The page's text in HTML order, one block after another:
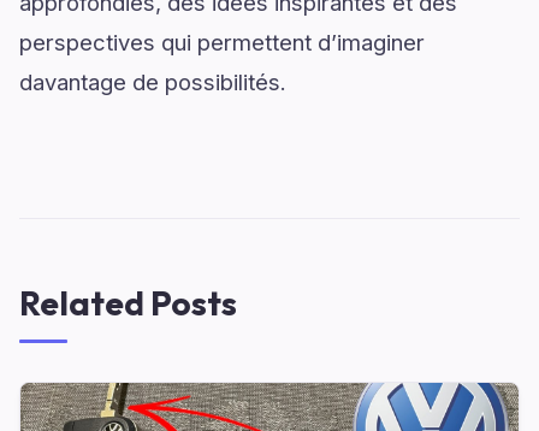
perspectives qui permettent d’imaginer
davantage de possibilités.
Related Posts